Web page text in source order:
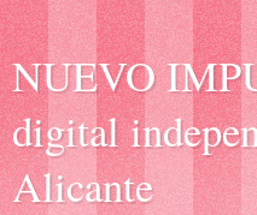
NUEVO
digital
Alicante